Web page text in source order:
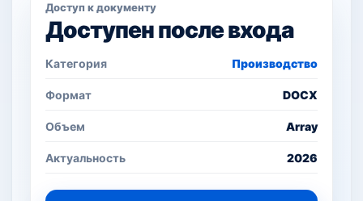
Доступ к документу
Доступен после входа
Категория Производство
Формат DOCX
Объем Array
Актуальность 2026